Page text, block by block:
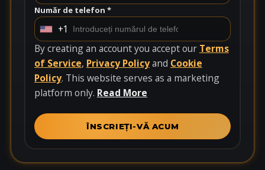
Număr de telefon *
U
n
i
t
e
t
a
t
+1
By creating an account you accept our Terms
of Service, Privacy Policyand Cookie
Policy. This website serves as a marketing
platform only. Read More
ÎNSCRIEȚI-VĂ ACUM